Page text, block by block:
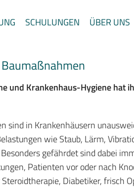
SCHULUNGEN ÜBER UNS
HYGSO-HYGIENENEWS
und Krankenhaus-Hygiene hat
sind in Krankenhäusern
wie Staub, Lärm,
gefährdet sind dabei
Patienten vor oder nach
Diabetiker, frisch